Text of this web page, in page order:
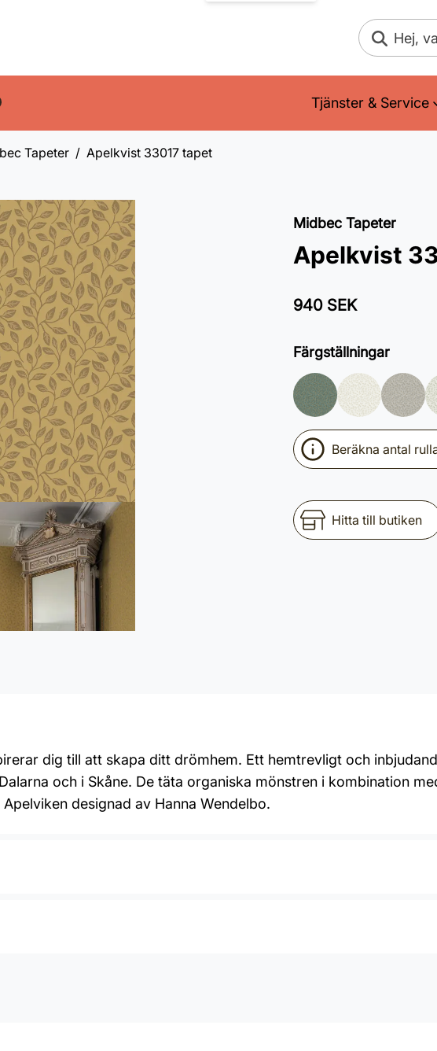
Sök
Tjänster & Service
Tapeter Apelkvist 33017 tapet
Midbec Tapeter
Apelkvist
940 SEK
Färgställningar
Beräkna antal
Hitta till butiken
dig till att skapa ditt drömhem. Ett hemtrevligt och
och i Skåne. De täta organiska mönstren i kombination
designad av Hanna Wendelbo.